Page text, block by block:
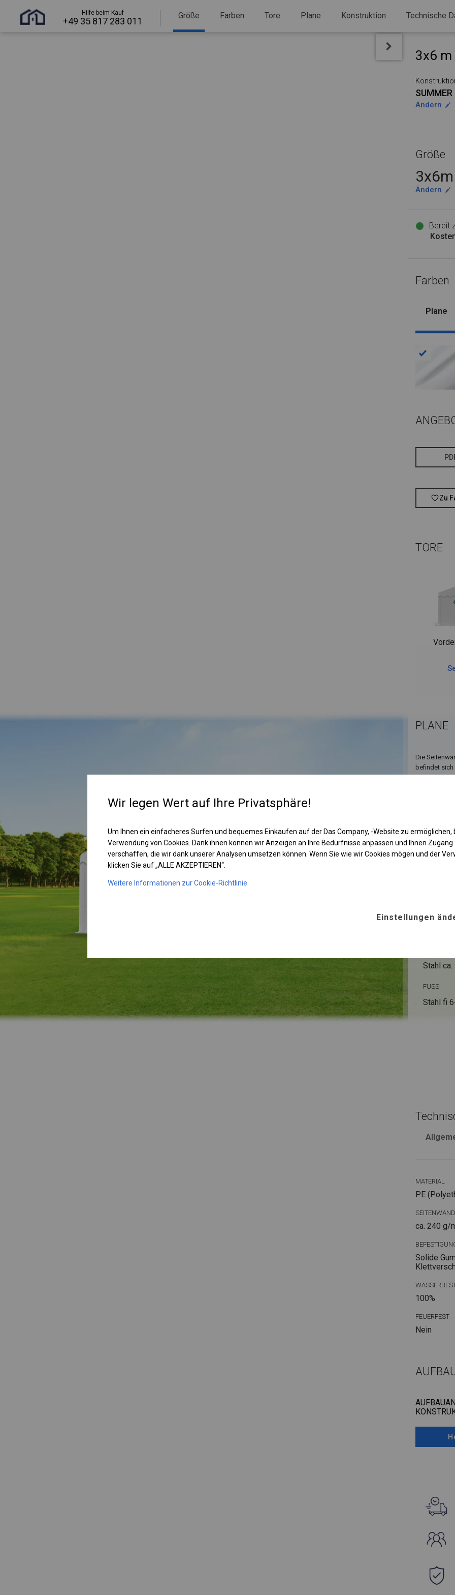
Hilfe beim Kauf
+49 35 817 283 011
Größe Farben Tore Plane Konstruktion Technische
3x6 m
SUMMER
Ändern
Größe
Ändern
Bereit
Farben
Plane
Zu
TORE
PLANE
Die
befindet
abdeckt,
Stahl ca.
FUSS
Stahl fi
MATERIAL
PE
ca. 240 g/
Solide
100%
FEUERFEST
Nein
Wir legen Wert auf Ihre Privatsphäre!
Um Ihnen ein einfacheres Surfen und bequemes Einkaufen auf der Das Company, -Website zu
Verwendung von Cookies. Dank ihnen können wir Anzeigen an Ihre Bedürfnisse anpassen und Ihnen
verschaffen, die wir dank unserer Analysen umsetzen können. Wenn Sie wie wir Cookies mögen und der
klicken Sie auf „ALLE AKZEPTIEREN“.
Weitere Informationen zur Cookie-Richtlinie
Einstellungen